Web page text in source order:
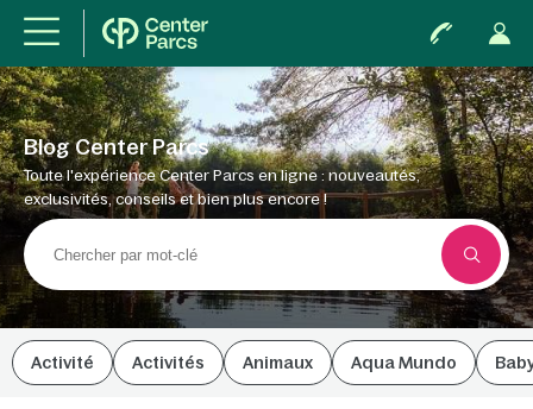
Blog Center Parcs
Toute l'expérience Center Parcs en ligne : nouveautés,
exclusivités, conseils et bien plus encore !
Activité Activités Animaux Aqua Mundo